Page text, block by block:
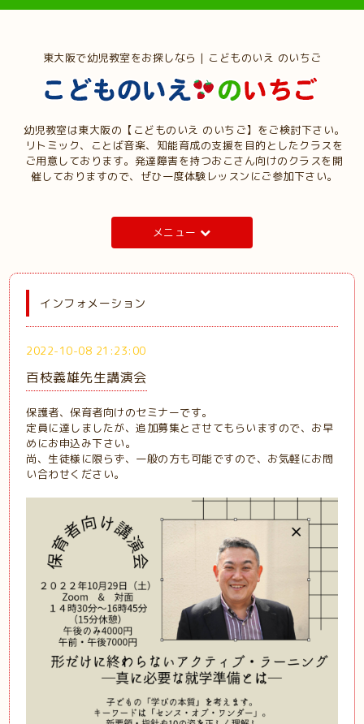
東大阪で幼児教室をお探しなら | こどものいえ のいちご
幼児教室は東大阪の【こどものいえ のいちご】をご検討下さい。
リトミック、ことば音楽、知能育成の支援を目的としたクラスを
ご用意しております。発達障害を持つおこさん向けのクラスを開
催しておりますので、ぜひ一度体験レッスンにご参加下さい。
メニュー
インフォメーション
2022-10-08 21:23:00
百枝義雄先生講演会
保護者、保育者向けのセミナーです。
定員に達しましたが、追加募集とさせてもらいますので、お早
めにお申込み下さい。
尚、生徒様に限らず、一般の方も可能ですので、お気軽にお問
い合わせください。